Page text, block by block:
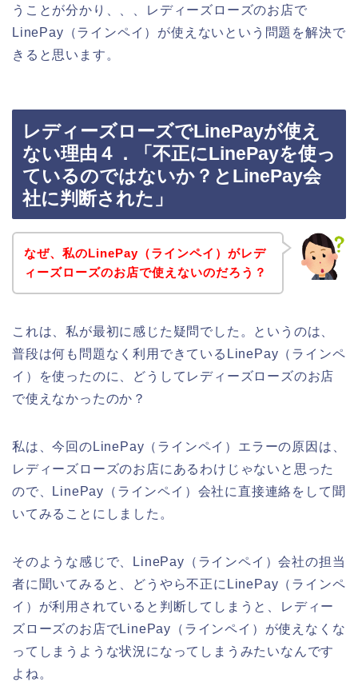
うことが分かり、、、レディーズローズのお店で
LinePay（ラインペイ）が使えないという問題を解決で
きると思います。
レディーズローズでLinePayが使え
ない理由４．「不正にLinePayを使っ
ているのではないか？とLinePay会
社に判断された」
なぜ、私のLinePay（ラインペイ）がレデ
ィーズローズのお店で使えないのだろう？
これは、私が最初に感じた疑問でした。というのは、
普段は何も問題なく利用できているLinePay（ラインペ
イ）を使ったのに、どうしてレディーズローズのお店
で使えなかったのか？
私は、今回のLinePay（ラインペイ）エラーの原因は、
レディーズローズのお店にあるわけじゃないと思った
ので、LinePay（ラインペイ）会社に直接連絡をして聞
いてみることにしました。
そのような感じで、LinePay（ラインペイ）会社の担当
者に聞いてみると、どうやら不正にLinePay（ラインペ
イ）が利用されていると判断してしまうと、レディー
ズローズのお店でLinePay（ラインペイ）が使えなくな
ってしまうような状況になってしまうみたいなんです
よね。